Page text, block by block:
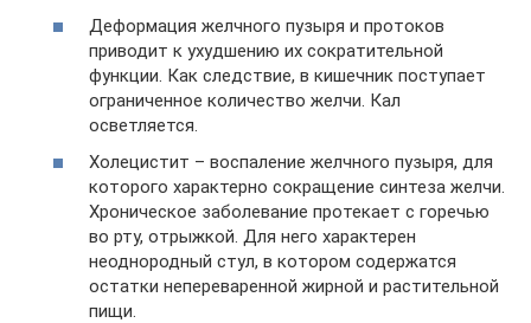
Деформация желчного пузыря и протоков
приводит к ухудшению их сократительной
функции. Как следствие, в кишечник поступает
ограниченное количество желчи. Кал
осветляется.
Холецистит – воспаление желчного пузыря, для
которого характерно сокращение синтеза желчи.
Хроническое заболевание протекает с горечью
во рту, отрыжкой. Для него характерен
неоднородный стул, в котором содержатся
остатки непереваренной жирной и растительной
пищи.